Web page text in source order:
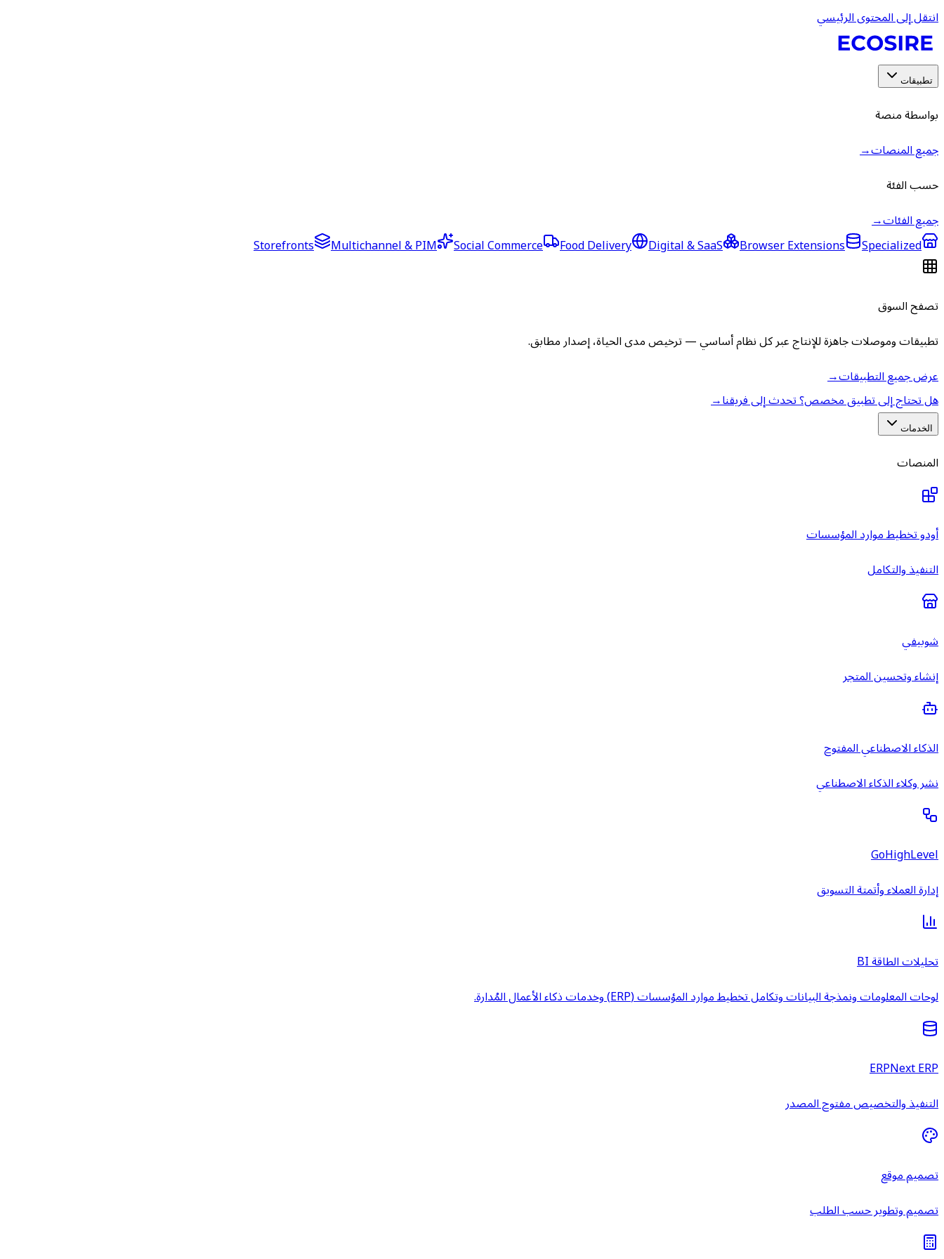
انتقل إلى المحتوى الرئيسي
تطبيقات
بواسطة منصة
جميع المنصات→
حسب الفئة
جميع الفئات→
Storefronts
Multichannel & PIM Social Commerce Food Delivery Digital & SaaS Browser Extensions Specialized
تصفح السوق
تطبيقات وموصلات جاهزة للإنتاج عبر كل نظام أساسي — ترخيص مدى الحياة، إصدار مطابق.
عرض جميع التطبيقات→
هل تحتاج إلى تطبيق مخصص؟ تحدث إلى فريقنا→
الخدمات
المنصات
أودو تخطيط موارد المؤسسات
التنفيذ والتكامل
شوبيفي
إنشاء وتحسين المتجر
الذكاء الاصطناعي المفتوح
نشر وكلاء الذكاء الاصطناعي
GoHighLevel
إدارة العملاء وأتمتة التسويق
تحليلات الطاقة BI
لوحات المعلومات ونمذجة البيانات وتكامل تخطيط موارد المؤسسات (ERP) وخدمات ذكاء الأعمال المُدارة.
ERPNext ERP
التنفيذ والتخصيص مفتوح المصدر
تصميم موقع
تصميم وتطوير حسب الطلب